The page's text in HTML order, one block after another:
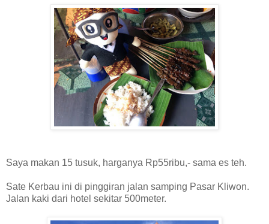
Saya makan 15 tusuk, harganya Rp55ribu,- sama es teh.
Sate Kerbau ini di pinggiran jalan samping Pasar K liwon.
Jalan kaki dari hotel sekitar 500meter.